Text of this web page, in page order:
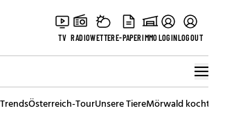
TV RADIOWETTERE-PAPERIMMOLOGINLOGOUT
Österreich-TourUnsere TiereMörwald kocht